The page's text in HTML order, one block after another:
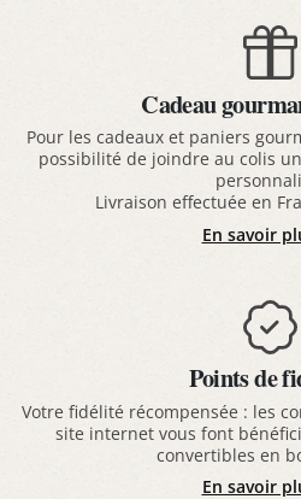
Cadeau
Pour les cadeaux et paniers
possibilité de joindre au colis
Livraison effectuée en
En savoir
Points de
Votre fidélité récompensée : les
site internet vous font
convertibles en
En savoir